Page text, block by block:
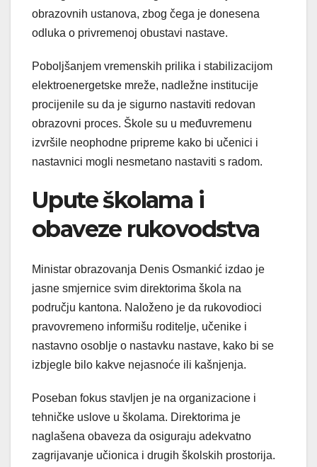
obrazovnih ustanova, zbog čega je donesena
odluka o privremenoj obustavi nastave.
Poboljšanjem vremenskih prilika i stabilizacijom
elektroenergetske mreže, nadležne institucije
procijenile su da je sigurno nastaviti redovan
obrazovni proces. Škole su u međuvremenu
izvršile neophodne pripreme kako bi učenici i
nastavnici mogli nesmetano nastaviti s radom.
Upute školama i
obaveze rukovodstva
Ministar obrazovanja Denis Osmankić izdao je
jasne smjernice svim direktorima škola na
području kantona. Naloženo je da rukovodioci
pravovremeno informišu roditelje, učenike i
nastavno osoblje o nastavku nastave, kako bi se
izbjegle bilo kakve nejasnoće ili kašnjenja.
Poseban fokus stavljen je na organizacione i
tehničke uslove u školama. Direktorima je
naglašena obaveza da osiguraju adekvatno
zagrijavanje učionica i drugih školskih prostorija.